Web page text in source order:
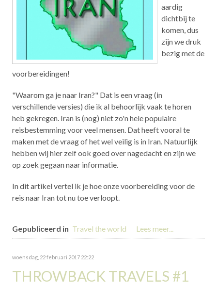
aardig
dichtbij te
komen, dus
zijn we druk
bezig met de
voorbereidingen!
"Waarom ga je naar Iran?" Dat is een vraag (in
verschillende versies) die ik al behoorlijk vaak te horen
heb gekregen. Iran is (nog) niet zo'n hele populaire
reisbestemming voor veel mensen. Dat heeft vooral te
maken met de vraag of het wel veilig is in Iran. Natuurlijk
hebben wij hier zelf ook goed over nagedacht en zijn we
op zoek gegaan naar informatie.
In dit artikel vertel ik je hoe onze voorbereiding voor de
reis naar Iran tot nu toe verloopt.
Gepubliceerd in Travel the world Lees meer...
woensdag, 22 februari 2017 22:22
THROWBACK TRAVELS #1